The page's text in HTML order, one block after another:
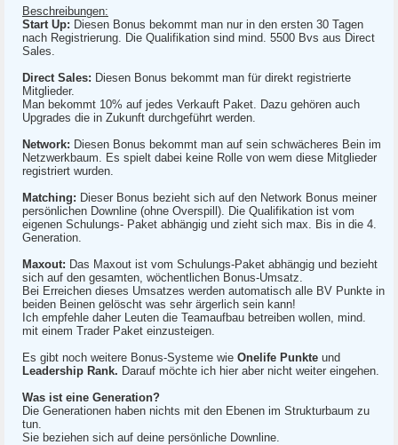
Beschreibungen:
Start Up: Diesen Bonus bekommt man nur in den ersten 30 Tagen
nach Registrierung. Die Qualifikation sind mind. 5500 Bvs aus Direct
Sales.
Direct Sales: Diesen Bonus bekommt man für direkt registrierte
Mitglieder.
Man bekommt 10% auf jedes Verkauft Paket. Dazu gehören auch
Upgrades die in Zukunft durchgeführt werden.
Network: Diesen Bonus bekommt man auf sein schwächeres Bein im
Netzwerkbaum. Es spielt dabei keine Rolle von wem diese Mitglieder
registriert wurden.
Matching: Dieser Bonus bezieht sich auf den Network Bonus meiner
persönlichen Downline (ohne Overspill). Die Qualifikation ist vom
eigenen Schulungs- Paket abhängig und zieht sich max. Bis in die 4.
Generation.
Maxout: Das Maxout ist vom Schulungs-Paket abhängig und bezieht
sich auf den gesamten, wöchentlichen Bonus-Umsatz.
Bei Erreichen dieses Umsatzes werden automatisch alle BV Punkte in
beiden Beinen gelöscht was sehr ärgerlich sein kann!
Ich empfehle daher Leuten die Teamaufbau betreiben wollen, mind.
mit einem Trader Paket einzusteigen.
Es gibt noch weitere Bonus-Systeme wie Onelife Punkte und
Leadership Rank. Darauf möchte ich hier aber nicht weiter eingehen.
Was ist eine Generation?
Die Generationen haben nichts mit den Ebenen im Strukturbaum zu
tun.
Sie beziehen sich auf deine persönliche Downline.